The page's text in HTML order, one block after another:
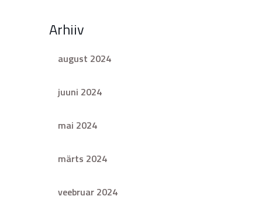
Arhiiv
august 2024
juuni 2024
mai 2024
märts 2024
veebruar 2024